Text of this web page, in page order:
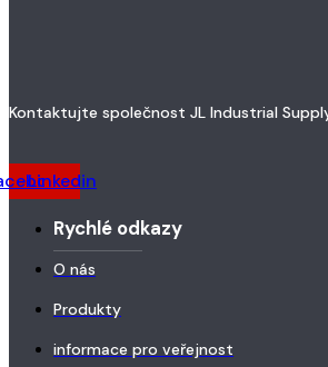
Kontaktujte společnost JL Industrial
Linkedin
Rychlé odkazy
O nás
Produkty
informace pro veřejnost